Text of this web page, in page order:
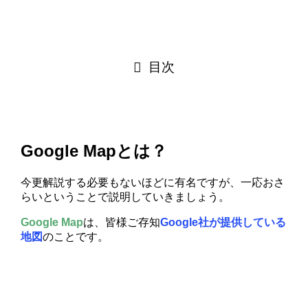
目次
Google Mapとは？
今更解説する必要もないほどに有名ですが、一応おさ
らいということで説明していきましょう。
Google Mapは、皆様ご存知Google社が提供している
地図のことです。